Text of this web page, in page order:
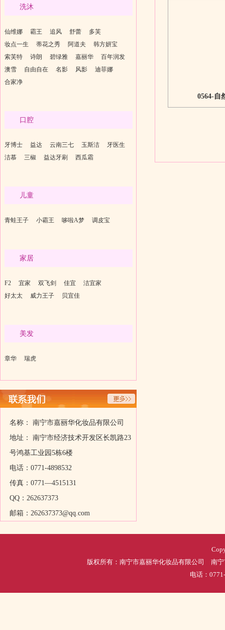
洗沐
仙维娜 霸王 追风 舒蕾
多芙
妆点一生
蒂花之秀 阿道夫
韩方妍宝
索芙特
诗朗 碧绿雅 嘉丽华
百年润发
澳雪
自由自在 名影 风影
迪菲娜
合家净
口腔
牙博士 益达 云南三七 玉斯洁
牙医生
洁慕
三椒 益达牙刷 西瓜霜
儿童
青蛙王子 小霸王 哆啦A梦 调皮宝
家居
F2 宜家 双飞剑 佳宜
洁宜家
好太太
威力王子 贝宜佳
美发
章华 瑞虎
名称： 南宁市嘉丽华化妆品有限公司
地址： 南宁市经济技术开发区长凯路23
号鸿基工业园5栋6楼
电话：0771-4898532
传真：0771—4515131
QQ：262637373
邮箱：262637373@qq.com
0564-自
版权所有：南宁市嘉丽华化妆品有限公司 南
电话：